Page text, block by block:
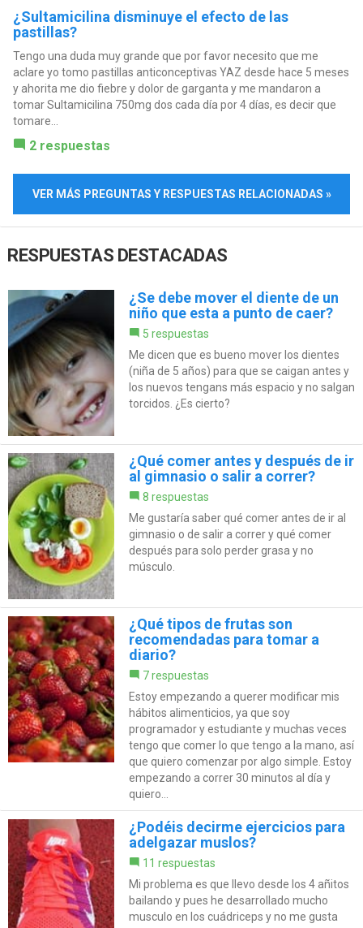
¿Sultamicilina disminuye el efecto de las
pastillas?
Tengo una duda muy grande que por favor necesito que me
aclare yo tomo pastillas anticonceptivas YAZ desde hace 5 meses
y ahorita me dio fiebre y dolor de garganta y me mandaron a
tomar Sultamicilina 750mg dos cada día por 4 días, es decir que
tomare...
2 respuestas
VER MÁS PREGUNTAS Y RESPUESTAS RELACIONADAS »
RESPUESTAS DESTACADAS
¿Se debe mover el diente de un
niño que esta a punto de caer?
5 respuestas
Me dicen que es bueno mover los dientes
(niña de 5 años) para que se caigan antes y
los nuevos tengans más espacio y no salgan
torcidos. ¿Es cierto?
¿Qué comer antes y después de ir
al gimnasio o salir a correr?
8 respuestas
Me gustaría saber qué comer antes de ir al
gimnasio o de salir a correr y qué comer
después para solo perder grasa y no
músculo.
¿Qué tipos de frutas son
recomendadas para tomar a
diario?
7 respuestas
Estoy empezando a querer modificar mis
hábitos alimenticios, ya que soy
programador y estudiante y muchas veces
tengo que comer lo que tengo a la mano, así
que quiero comenzar por algo simple. Estoy
empezando a correr 30 minutos al día y
quiero...
¿Podéis decirme ejercicios para
adelgazar muslos?
11 respuestas
Mi problema es que llevo desde los 4 añitos
bailando y pues he desarrollado mucho
musculo en los cuádriceps y no me gusta